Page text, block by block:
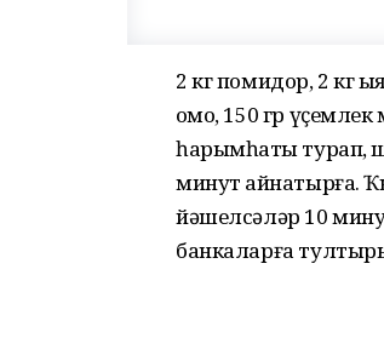
2 кг помидор, 2 кг
ҡомо, 150 гр
һарымһаҡты турап,
минут ҡайнатырға.
йәшелсәләр 10
банкаларға